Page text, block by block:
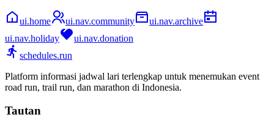
ui.home ui.nav.community
ui.nav.archive
ui.nav.holiday
ui.nav.donation
schedules.run
Platform informasi jadwal lari terlengkap untuk menemukan event
road run, trail run, dan marathon di Indonesia.
Tautan